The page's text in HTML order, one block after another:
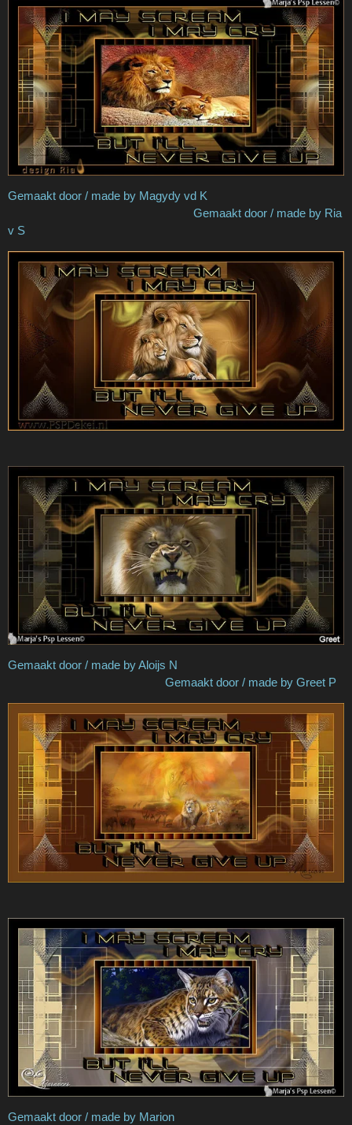
Gemaakt door / made by Magydy vd K
Gemaakt door / made by Ria
v S
Gemaakt door / made by Aloijs N
Gemaakt door / made by Greet P
Gemaakt door / made by Marion